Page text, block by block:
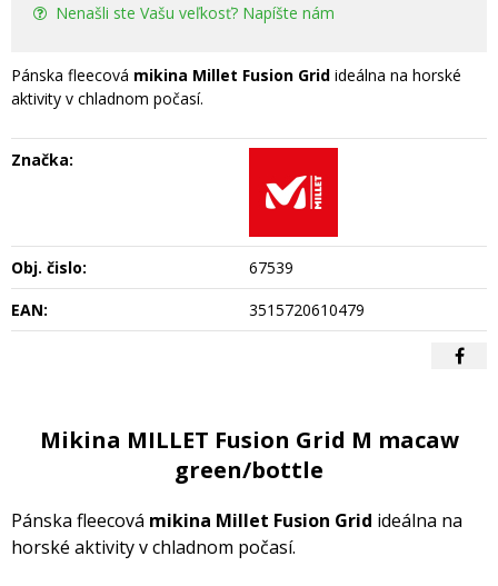
Nenašli ste Vašu veľkosť? Napíšte nám
Pánska fleecová mikina Millet Fusion Grid ideálna na horské
aktivity v chladnom počasí.
Značka:
Obj. čislo:
67539
EAN:
3515720610479
Mikina MILLET Fusion Grid M macaw
green/bottle
Pánska fleecová mikina Millet Fusion Grid ideálna na
horské aktivity v chladnom počasí.